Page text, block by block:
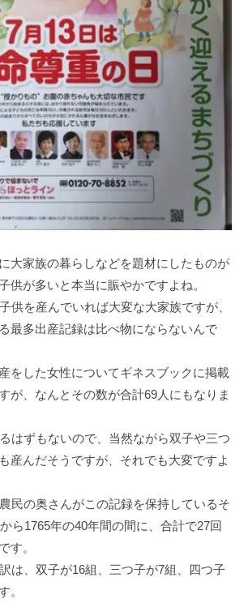
大家族の暮らしなどを題材にしたものが
供が多いと本当に賑やかですよね。
供を産んでいれば大変な大家族ですが、
最多出産記録は比べ物にならないんで
をした女性についてギネスブックに掲載
が、なんとその数が合計69人にもなりま
はずもないので、当然ながら双子や三つ
産んだそうですが、それでも大変ですよ
民の奥さんがこの記録を保持しているそ
ら1765年の40年間の間に、合計で27回
す。
は、双子が16組、三つ子が7組、四つ子
。